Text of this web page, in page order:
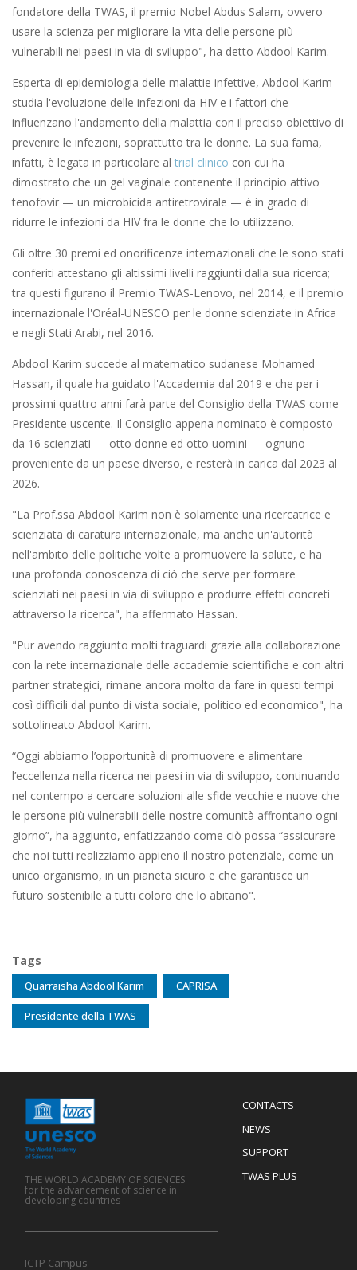
fondatore della TWAS, il premio Nobel Abdus Salam, ovvero
usare la scienza per migliorare la vita delle persone più
vulnerabili nei paesi in via di sviluppo", ha detto Abdool Karim.
Esperta di epidemiologia delle malattie infettive, Abdool Karim
studia l'evoluzione delle infezioni da HIV e i fattori che
influenzano l'andamento della malattia con il preciso obiettivo di
prevenire le infezioni, soprattutto tra le donne. La sua fama,
infatti, è legata in particolare al trial clinico con cui ha
dimostrato che un gel vaginale contenente il principio attivo
tenofovir — un microbicida antiretrovirale — è in grado di
ridurre le infezioni da HIV fra le donne che lo utilizzano.
Gli oltre 30 premi ed onorificenze internazionali che le sono stati
conferiti attestano gli altissimi livelli raggiunti dalla sua ricerca;
tra questi figurano il Premio TWAS-Lenovo, nel 2014, e il premio
internazionale l'Oréal-UNESCO per le donne scienziate in Africa
e negli Stati Arabi, nel 2016.
Abdool Karim succede al matematico sudanese Mohamed
Hassan, il quale ha guidato l'Accademia dal 2019 e che per i
prossimi quattro anni farà parte del Consiglio della TWAS come
Presidente uscente. Il Consiglio appena nominato è composto
da 16 scienziati — otto donne ed otto uomini — ognuno
proveniente da un paese diverso, e resterà in carica dal 2023 al
2026.
"La Prof.ssa Abdool Karim non è solamente una ricercatrice e
scienziata di caratura internazionale, ma anche un'autorità
nell'ambito delle politiche volte a promuovere la salute, e ha
una profonda conoscenza di ciò che serve per formare
scienziati nei paesi in via di sviluppo e produrre effetti concreti
attraverso la ricerca", ha affermato Hassan.
"Pur avendo raggiunto molti traguardi grazie alla collaborazione
con la rete internazionale delle accademie scientifiche e con altri
partner strategici, rimane ancora molto da fare in questi tempi
così difficili dal punto di vista sociale, politico ed economico", ha
sottolineato Abdool Karim.
“Oggi abbiamo l’opportunità di promuovere e alimentare
l’eccellenza nella ricerca nei paesi in via di sviluppo, continuando
nel contempo a cercare soluzioni alle sfide vecchie e nuove che
le persone più vulnerabili delle nostre comunità affrontano ogni
giorno”, ha aggiunto, enfatizzando come ciò possa “assicurare
che noi tutti realizziamo appieno il nostro potenziale, come un
unico organismo, in un pianeta sicuro e che garantisce un
futuro sostenibile a tutti coloro che lo abitano".
Tags
Quarraisha Abdool Karim CAPRISA
Presidente della TWAS
Menu
Footer
CONTACTS
NEWS
SUPPORT
TWAS PLUS
THE WORLD ACADEMY OF SCIENCES
for the advancement of science in
developing countries
ICTP Campus